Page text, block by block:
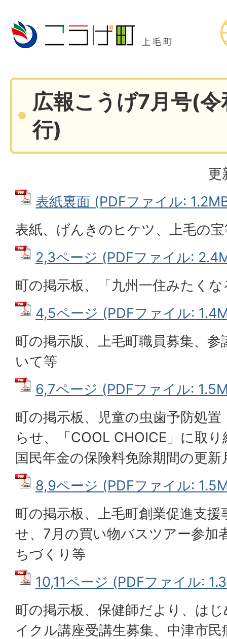
広報こうげ7月号(令
行)
更
表紙裏面 (PDFファイル:
表紙、げんきのヒケツ、上毛の
2,3ページ (PDFファイル:
町の掲示板、「九州一住みたく
4,5ページ (PDFファイル:
町の掲示版、上毛町職員募集、
いて等
6,7ページ (PDFファイル:
町の掲示板、児童の虫歯予防処
らせ、「COOL CHOICE」に取
国民年金の保険料免除期間の更新
8,9ページ (PDFファイル:
町の掲示板、上毛町創業促進支
せ、7月の買い物バスツアー参加
ちづくり等
10,11ページ (PDFファイル:
町の掲示板、保健師だより、は
イクル講座受講生募集、中津市